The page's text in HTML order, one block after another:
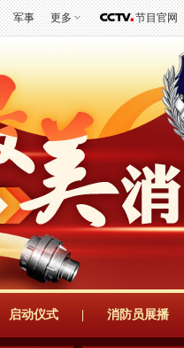
军事 更多 节目官网
启动仪式 消防员展播